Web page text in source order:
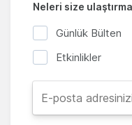
Neleri size
Günlük Bülten
Etkinlikler